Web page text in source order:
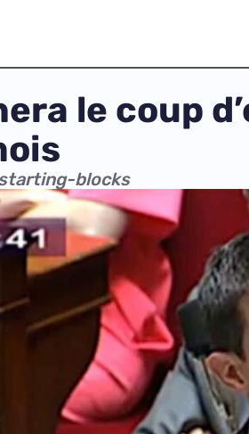
le coup
blocks